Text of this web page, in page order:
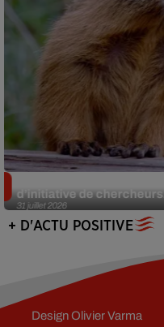
31 juillet 2026
d’initiative de
+ D'ACTU POSITIVE
DesignOlivier Varma